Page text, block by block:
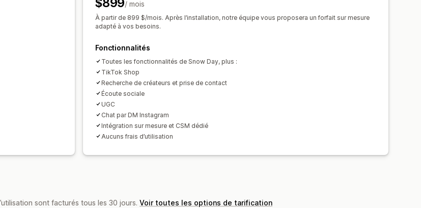
Tableaux de bord personnalisés
Création de page
Inscription personnalisée Portail à l’image de la marque
Image de marque personnalisée
Formulaires fiscaux Paiements ACH Virements bancaires
Versements automatiques
Paiements par carte-cadeau Devises multiples
Analyses de données
$899/ mois
À partir de 899 $/mois. Après l’installation, notre équipe vous proposera un forfait sur mesure
adapté à vos besoins.
Fonctionnalités
Toutes les fonctionnalités de Snow Day, plus :
TikTok Shop
Recherche de créateurs et prise de contact
Écoute sociale
UGC
Chat par DM Instagram
Intégration sur mesure et CSM dédié
Aucuns frais d’utilisation
sont facturés tous les 30 jours. Voir toutes les options de tarification